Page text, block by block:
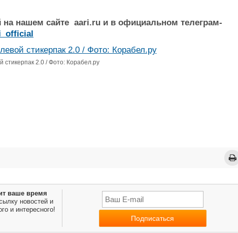
нашем сайте aari.ru и в официальном телеграм-
стикерпак 2.0 / Фото: Корабел.ру
ваше время
новостей и
и интересного!